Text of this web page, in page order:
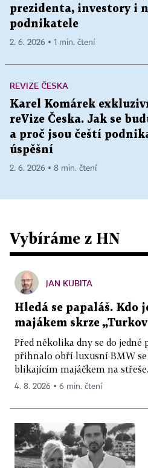
prezidenta, investory i
podnikatele
2. 6. 2026 ▪ 1 min. čtení
REVIZE ČESKA
Karel Komárek
reVize Česka. Jak se
a proč jsou čeští
úspěšní
2. 6. 2026 ▪ 8 min. čtení
Vybíráme z HN
JAN KUBITA
Hledá se papaláš. Kdo
majákem skrze
Před několika dny se do
přihnalo obří luxusní BMW
blikajícím majáčkem na
4. 8. 2026 ▪ 6 min. čtení